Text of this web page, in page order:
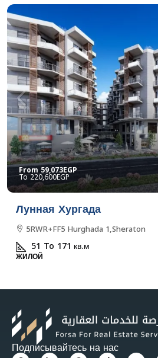
From 59,073EGP
220,600EGP
Лунная Хургада
5RWR+FF5 Hurghada 1,Sheraton
51 To 171 кв.м
ЖИЛОЙ
Подписывайтесь на нас